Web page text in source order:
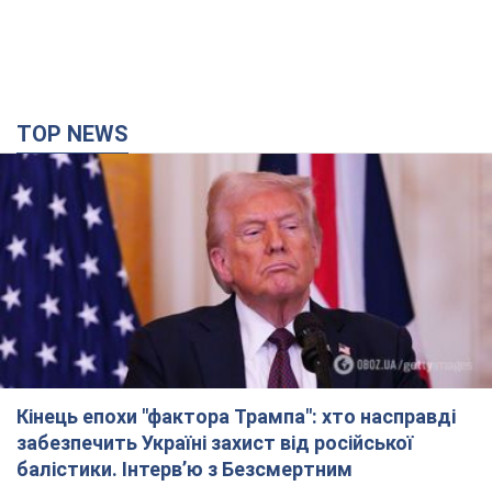
TOP NEWS
Кінець епохи "фактора Трампа": хто насправді
забезпечить Україні захист від російської
балістики. Інтерв’ю з Безсмертним